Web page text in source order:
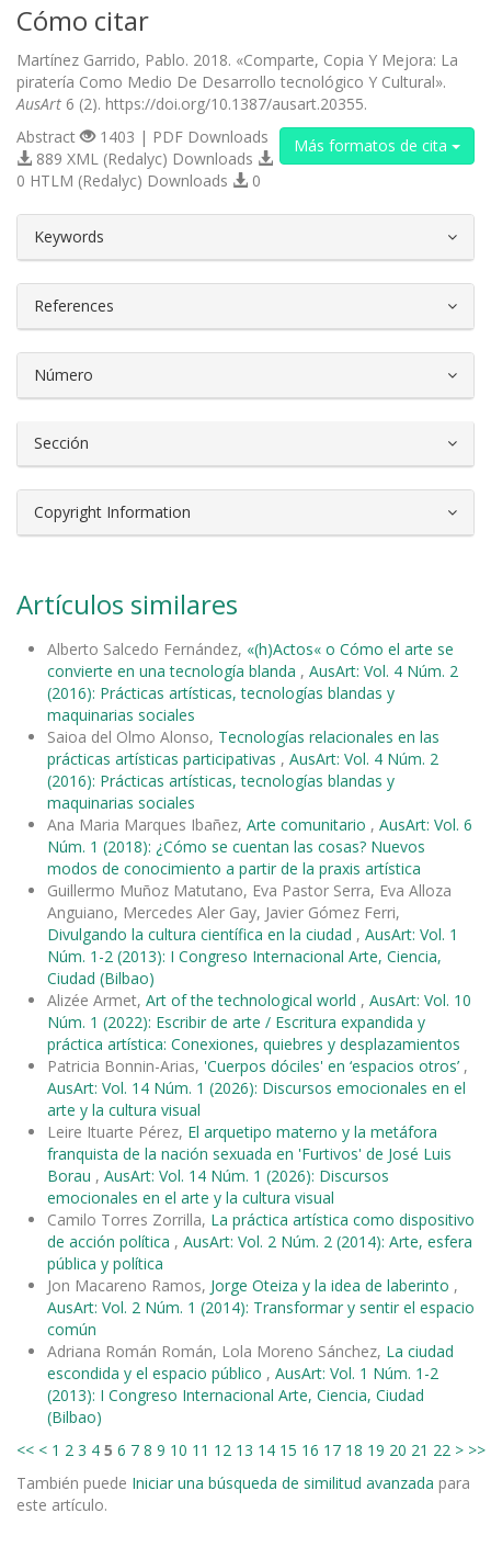
Cómo citar
Martínez Garrido, Pablo. 2018. «Comparte, Copia Y Mejora: La
piratería Como Medio De Desarrollo tecnológico Y Cultural».
AusArt 6 (2). https://doi.org/10.1387/ausart.20355.
Más formatos de cita
Abstract
1403 | PDF Downloads
889 XML (Redalyc) Downloads
0 HTLM (Redalyc) Downloads
0
Keywords
References
Número
Sección
Copyright Information
Artículos similares
Alberto Salcedo Fernández, «(h)Actos« o Cómo el arte se
convierte en una tecnología blanda , AusArt: Vol. 4 Núm. 2
(2016): Prácticas artísticas, tecnologías blandas y
maquinarias sociales
Saioa del Olmo Alonso, Tecnologías relacionales en las
prácticas artísticas participativas , AusArt: Vol. 4 Núm. 2
(2016): Prácticas artísticas, tecnologías blandas y
maquinarias sociales
Ana Maria Marques Ibañez, Arte comunitario , AusArt: Vol. 6
Núm. 1 (2018): ¿Cómo se cuentan las cosas? Nuevos
modos de conocimiento a partir de la praxis artística
Guillermo Muñoz Matutano, Eva Pastor Serra, Eva Alloza
Anguiano, Mercedes Aler Gay, Javier Gómez Ferri,
Divulgando la cultura científica en la ciudad , AusArt: Vol. 1
Núm. 1-2 (2013): I Congreso Internacional Arte, Ciencia,
Ciudad (Bilbao)
Alizée Armet, Art of the technological world , AusArt: Vol. 10
Núm. 1 (2022): Escribir de arte / Escritura expandida y
práctica artística: Conexiones, quiebres y desplazamientos
Patricia Bonnin-Arias, 'Cuerpos dóciles' en ‘espacios otros’ ,
AusArt: Vol. 14 Núm. 1 (2026): Discursos emocionales en el
arte y la cultura visual
Leire Ituarte Pérez, El arquetipo materno y la metáfora
franquista de la nación sexuada en 'Furtivos' de José Luis
Borau , AusArt: Vol. 14 Núm. 1 (2026): Discursos
emocionales en el arte y la cultura visual
Camilo Torres Zorrilla, La práctica artística como dispositivo
de acción política , AusArt: Vol. 2 Núm. 2 (2014): Arte, esfera
pública y política
Jon Macareno Ramos, Jorge Oteiza y la idea de laberinto ,
AusArt: Vol. 2 Núm. 1 (2014): Transformar y sentir el espacio
común
Adriana Román Román, Lola Moreno Sánchez, La ciudad
escondida y el espacio público , AusArt: Vol. 1 Núm. 1-2
(2013): I Congreso Internacional Arte, Ciencia, Ciudad
(Bilbao)
<< < 1 2 3 4 5 6 7 8 9 10 11 12 13 14 15 16 17 18 19 20 21 22 > >>
También puede Iniciar una búsqueda de similitud avanzada para
este artículo.